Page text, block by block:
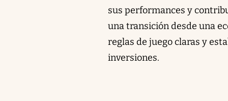
sus performances y
una transición desde una
reglas de juego claras y
inversiones.